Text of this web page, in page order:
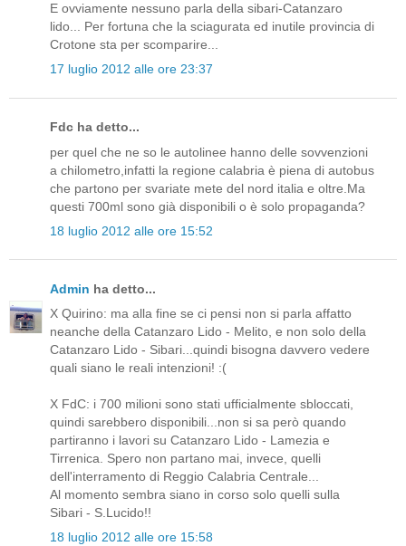
E ovviamente nessuno parla della sibari-Catanzaro
lido... Per fortuna che la sciagurata ed inutile provincia di
Crotone sta per scomparire...
17 luglio 2012 alle ore 23:37
Fdc ha detto...
per quel che ne so le autolinee hanno delle sovvenzioni
a chilometro,infatti la regione calabria è piena di autobus
che partono per svariate mete del nord italia e oltre.Ma
questi 700ml sono già disponibili o è solo propaganda?
18 luglio 2012 alle ore 15:52
Admin ha detto...
X Quirino: ma alla fine se ci pensi non si parla affatto
neanche della Catanzaro Lido - Melito, e non solo della
Catanzaro Lido - Sibari...quindi bisogna davvero vedere
quali siano le reali intenzioni! :(
X FdC: i 700 milioni sono stati ufficialmente sbloccati,
quindi sarebbero disponibili...non si sa però quando
partiranno i lavori su Catanzaro Lido - Lamezia e
Tirrenica. Spero non partano mai, invece, quelli
dell'interramento di Reggio Calabria Centrale...
Al momento sembra siano in corso solo quelli sulla
Sibari - S.Lucido!!
18 luglio 2012 alle ore 15:58